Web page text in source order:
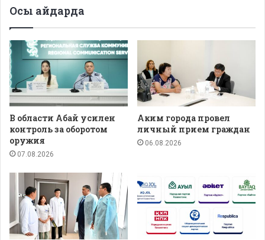
Осы айдарда
В области Абай усилен
контроль за оборотом
оружия
07.08.2026
Аким города провел
личный прием граждан
06.08.2026